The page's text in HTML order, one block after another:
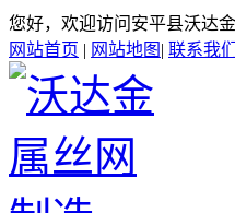
您好，欢迎访问安平县沃达
网站首页 | 网站地图 | 联系我们